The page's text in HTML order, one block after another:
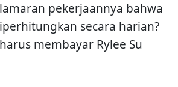
pekerjaannya bahwa
secara harian?
membayar Rylee Su